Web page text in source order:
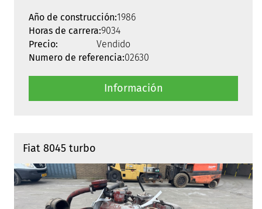
Año de construcción:1986
Horas de carrera:9034
Precio:
Vendido
Numero de referencia:02630
Información
Fiat 8045 turbo